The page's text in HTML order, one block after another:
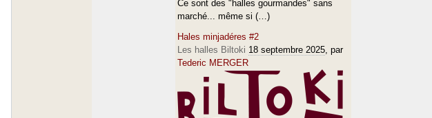
Ce sont des "halles gourmandes" sans
marché... même si (…)
Hales minjadéres #2
Les halles Biltoki 18 septembre 2025, par
Tederic MERGER